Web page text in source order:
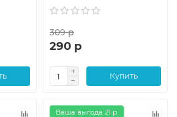
309 р
290 р
Купить
Ваша выгода 21 р